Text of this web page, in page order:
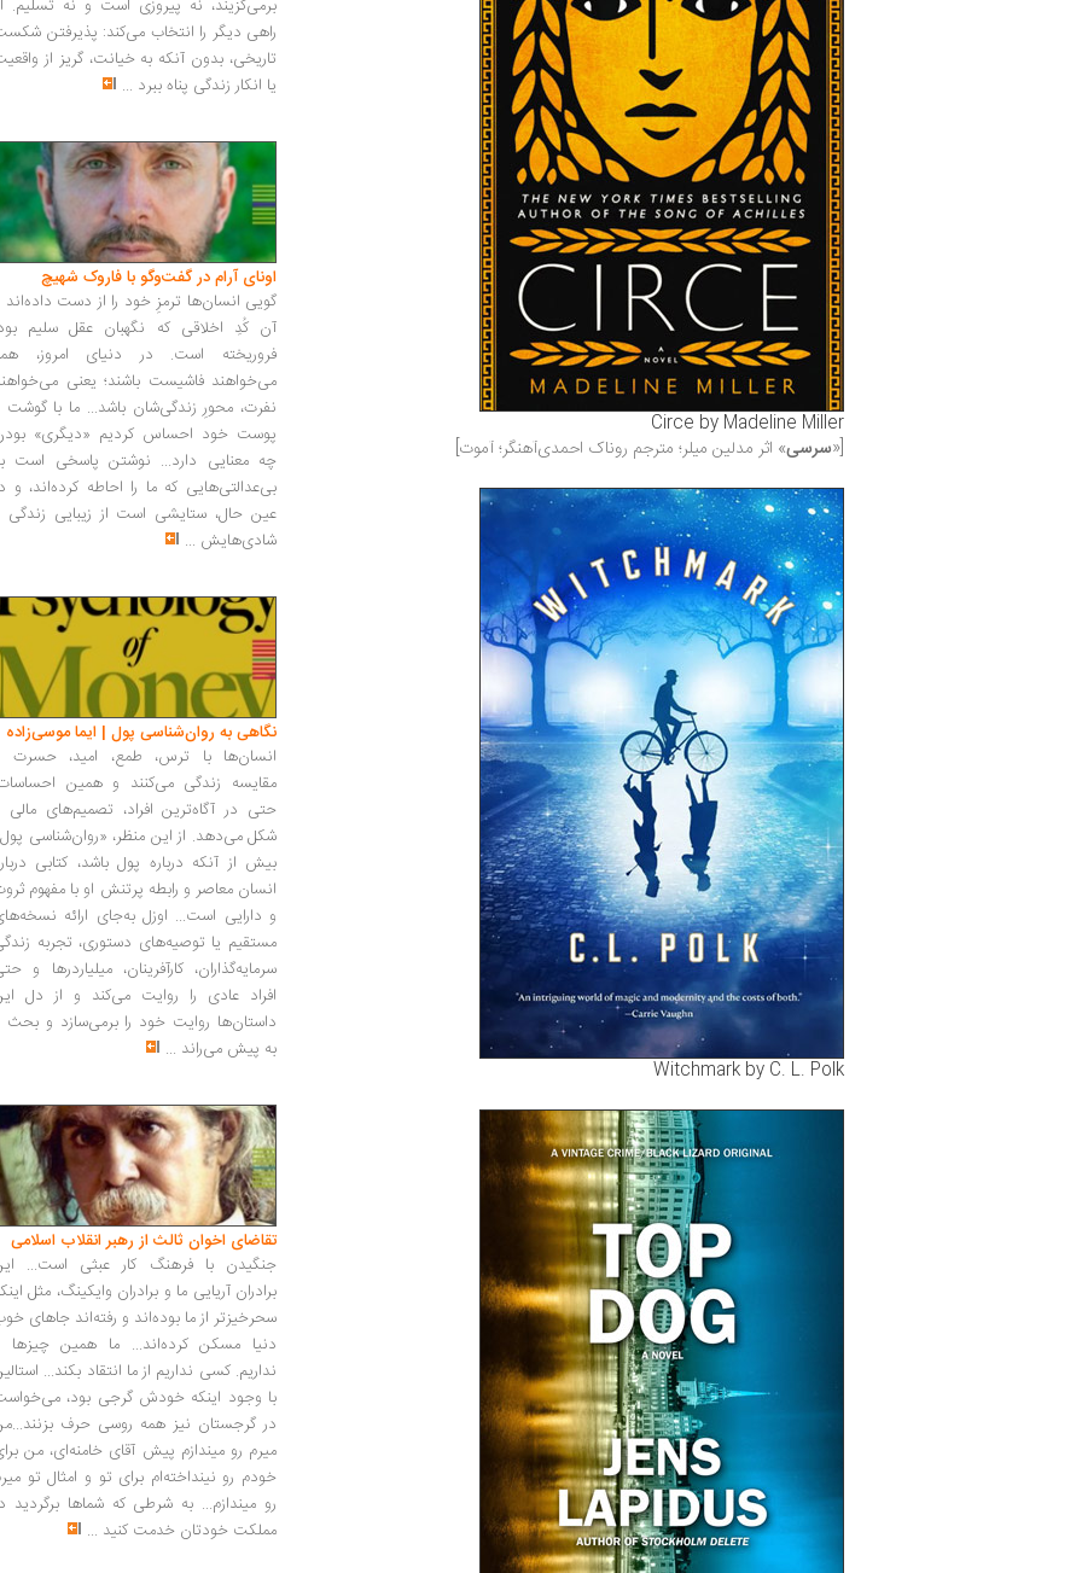
Circe by Madeline Miller
[«سرسی» اثر مدلین میلر؛ مترجم روناک احمدی‌آهنگر؛ آموت]
Witchmark by C. L. Polk
برمی‌گزیند، نه پیروزی است و نه تسلیم.
راهی دیگر را انتخاب می‌کند: پذیرفتن
تاریخی، بدون آنکه به خیانت، گریز از
یا انکار زندگی پناه ببرد ...
اونای آرام در گفت‌وگو با فاروک شهیچ‭
گویی انسان‌ها ترمزِ خود را از دست داده‌اند
آن کُدِ اخلاقی که نگهبان عقل سلیم
فروریخته است. در دنیای امروز،
می‌خواهند فاشیست باشند؛ یعنی
نفرت، محورِ زندگی‌شان باشد... ما با گوشت
پوست خود احساس کردیم «دیگری»
چه معنایی دارد... نوشتن پاسخی است
بی‌عدالتی‌هایی که ما را احاطه کرده‌اند، و
عین حال، ستایشی است از زیبایی زندگی
شادی‌هایش ...
نگاهی به روان‌شناسی پول | ایما موسی‌زاده
انسان‌ها با ترس، طمع، امید، حسرت
مقایسه زندگی می‌کنند و همین
حتی در آگاه‌ترین افراد، تصمیم‌های مالی
شکل می‌دهد. از این منظر، «روان‌شناسی
بیش از آنکه درباره پول باشد، کتابی
انسان معاصر و رابطه پرتنش او با مفهوم
و دارایی است... اوزل به‌جای ارائه
مستقیم یا توصیه‌های دستوری، تجربه
سرمایه‌گذاران، کارآفرینان، میلیاردرها و
افراد عادی را روایت می‌کند و از دل
داستان‌ها روایت خود را برمی‌سازد و بحث
به پیش می‌راند ...
تقاضای اخوان ثالث از رهبر انقلاب اسلامی
جنگیدن با فرهنگ کار عبثی است...
برادران آریایی ما و برادران وایکینگ، مثل
سحرخیزتر از ما بوده‌اند و رفته‌اند جاهای
دنیا مسکن کرده‌اند... ما همین چیزها
نداریم. کسی نداریم از ما انتقاد بکند...
با وجود اینکه خودش گرجی بود،
در گرجستان نیز همه روسی حرف
میرم رو میندازم پیش آقای خامنه‌ای، من
خودم رو نینداخته‌ام برای تو و امثال تو
رو میندازم... به شرطی که شماها برگردید
مملکت خودتان خدمت کنید ...